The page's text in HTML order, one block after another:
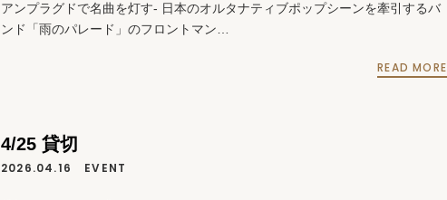
アンプラグドで名曲を灯す- 日本のオルタナティブポップシーンを牽引するバ
ンド「雨のパレード」のフロントマン…
READ MORE
4/25 貸切
2026.04.16 EVENT